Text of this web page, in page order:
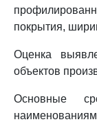
покрытия,
Оценка
объектов
Основные